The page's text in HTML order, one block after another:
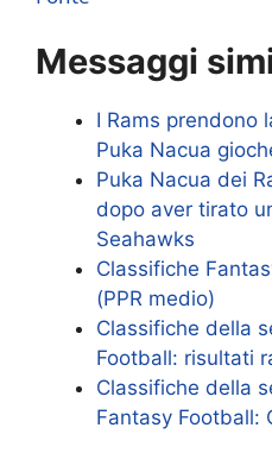
Messaggi
I Rams prendono
Puka Nacua
Puka Nacua dei
dopo aver tirato
Seahawks
Classifiche
(PPR medio)
Classifiche della
Football: risultati
Classifiche della
Fantasy Football: